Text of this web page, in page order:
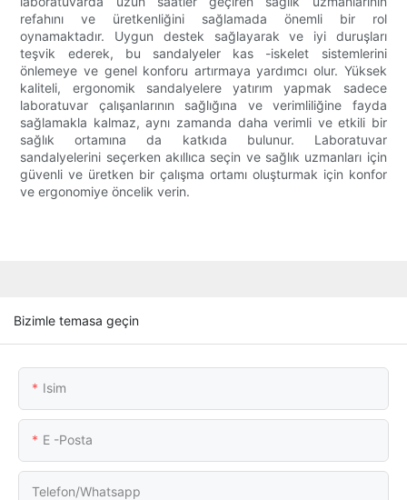
refahını ve üretkenliğini sağlamada önemli bir rol
oynamaktadır. Uygun destek sağlayarak ve iyi duruşları
teşvik ederek, bu sandalyeler kas -iskelet sistemlerini
önlemeye ve genel konforu artırmaya yardımcı olur. Yüksek
kaliteli, ergonomik sandalyelere yatırım yapmak sadece
laboratuvar çalışanlarının sağlığına ve verimliliğine fayda
sağlamakla kalmaz, aynı zamanda daha verimli ve etkili bir
sağlık ortamına da katkıda bulunur. Laboratuvar
sandalyelerini seçerken akıllıca seçin ve sağlık uzmanları için
güvenli ve üretken bir çalışma ortamı oluşturmak için konfor
ve ergonomiye öncelik verin.
Bizimle temasa geçin
Isim
E -posta
Telefon/whatsapp